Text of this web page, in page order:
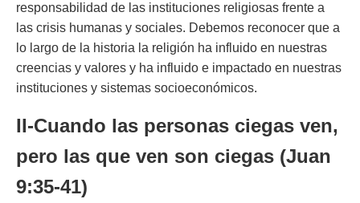
responsabilidad de las instituciones religiosas frente a
las crisis humanas y sociales. Debemos reconocer que a
lo largo de la historia la religión ha influido en nuestras
creencias y valores y ha influido e impactado en nuestras
instituciones y sistemas socioeconómicos.
II-Cuando las personas ciegas ven,
pero las que ven son ciegas (Juan
9:35-41)